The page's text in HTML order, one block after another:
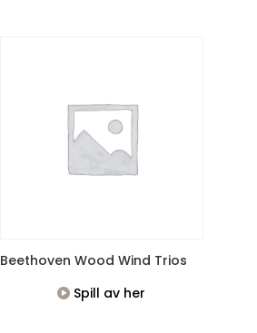
Beethoven Wood Wind Trios
Spill av her